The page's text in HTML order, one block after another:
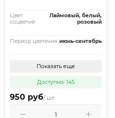
Цвет
соцветий
Лаймовый, белый,
розовый
Период цветения июнь-сентябрь
Показать еще
Доступно: 145
950 руб/ шт